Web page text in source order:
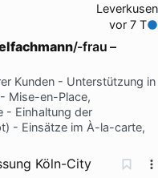
Leverkusen
vor 7 T
/-frau –
Kunden - Unterstützung in
Mise-en-Place,
- Einhaltung der
- Einsätze im À-la-carte,
Köln-City